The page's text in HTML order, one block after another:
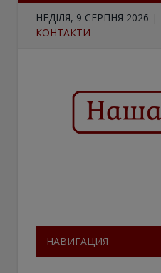
НЕДІЛЯ, 9 СЕРПНЯ 2026 |
КОНТАКТИ
НАВИГАЦИЯ